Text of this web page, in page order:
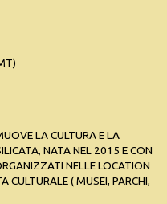
LA CULTURA E LA
NATA NEL 2015 E CON
NELLE LOCATION
CULTURALE ( MUSEI, PARCHI,